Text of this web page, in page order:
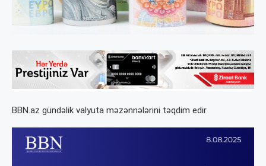
BBN.az gündəlik valyuta məzənnələrini təqdim edir